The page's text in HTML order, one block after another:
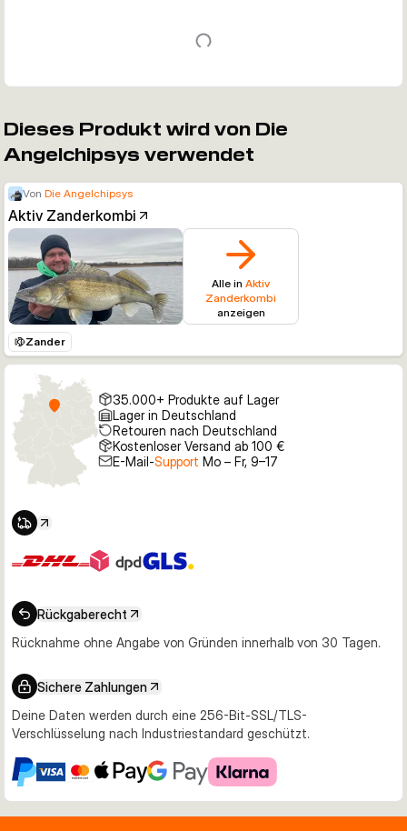
Dieses Produkt wird von Die
Angelchipsys verwendet
Von Die Angelchipsys
Aktiv Zanderkombi
Alle in Aktiv
Zanderkombi
anzeigen
Zander
35.000+ Produkte auf Lager
Lager in Deutschland
Retouren nach Deutschland
Kostenloser Versand ab 100 €
E-Mail-Support Mo – Fr, 9–17
Rückgaberecht
Rücknahme ohne Angabe von Gründen innerhalb von 30 Tagen.
Sichere Zahlungen
Deine Daten werden durch eine 256-Bit-SSL/TLS-
Verschlüsselung nach Industriestandard geschützt.